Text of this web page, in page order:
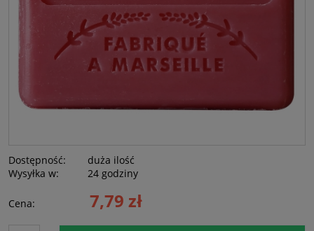
Dostępność:
duża ilość
Wysyłka w:
24 godziny
Cena: 7,79 zł